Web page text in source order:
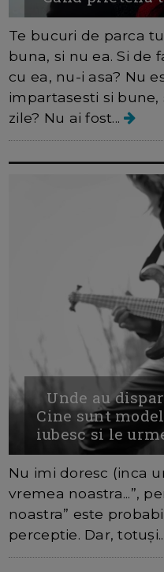
Te bucuri de parca
buna, si nu ea. Si de
cu ea, nu-i asa? Nu
impartasesti si
zile? Nu ai fost...
Unde au
Cine sunt
iubesc si le
Nu imi doresc (inca
vremea noastra...”,
noastra” este
perceptie. Dar,